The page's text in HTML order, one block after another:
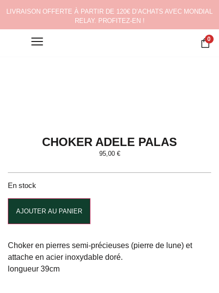
LIVRAISON OFFERTE À PARTIR DE 120€ D’ACHATS AVEC MONDIAL
RELAY. PROFITEZ-EN !
0
CHOKER ADELE PALAS
95,00 €
En stock
AJOUTER AU PANIER
Choker en pierres semi-précieuses (pierre de lune) et
attache en acier inoxydable doré.
longueur 39cm